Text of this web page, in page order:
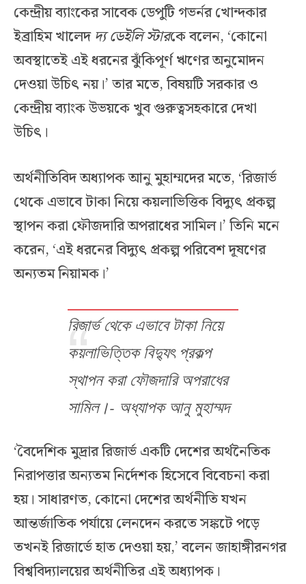
কেন্দ্রীয় ব্যাংকের সাবেক ডেপুটি গভর্নর খোন্দকার
ইব্রাহিম খালেদদ্য ডেইলি স্টারকে বলেন, ‘কোনো
অবস্থাতেই এই ধরনের ঝুঁকিপূর্ণ ঋণের অনুমোদন
দেওয়া উচিৎ নয়।’ তার মতে, বিষয়টি সরকার ও
কেন্দ্রীয় ব্যাংক উভয়কে খুব গুরুত্বসহকারে দেখা
উচিৎ।
অর্থনীতিবিদ অধ্যাপক আনু মুহাম্মদের মতে, ‘রিজার্ভ
থেকে এভাবে টাকা নিয়ে কয়লাভিত্তিক বিদ্যুৎ প্রকল্প
স্থাপন করা ফৌজদারি অপরাধের সামিল।’ তিনি মনে
করেন, ‘এই ধরনের বিদ্যুৎ প্রকল্প পরিবেশ দূষণের
অন্যতম নিয়ামক।’
রিজার্ভ থেকে এভাবে টাকা নিয়ে
কয়লাভিত্তিক বিদ্যুৎ প্রকল্প
স্থাপন করা ফৌজদারি অপরাধের
সামিল।- অধ্যাপক আনু মুহাম্মদ
‘বৈদেশিক মুদ্রার রিজার্ভ একটি দেশের অর্থনৈতিক
নিরাপত্তার অন্যতম নির্দেশক হিসেবে বিবেচনা করা
হয়। সাধারণত, কোনো দেশের অর্থনীতি যখন
আন্তর্জাতিক পর্যায়ে লেনদেন করতে সঙ্কটে পড়ে
তখনই রিজার্ভে হাত দেওয়া হয়,’ বলেন জাহাঙ্গীরনগর
বিশ্ববিদ্যালয়ের অর্থনীতির এই অধ্যাপক।